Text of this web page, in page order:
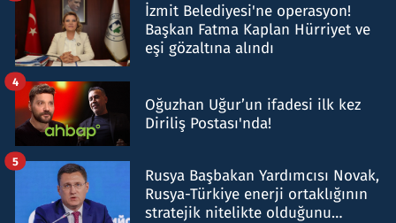
İzmit Belediyesi'ne operasyon!
Başkan Fatma Kaplan Hürriyet ve
eşi gözaltına alındı
Oğuzhan Uğur’un ifadesi ilk kez
Diriliş Postası'nda!
4
Rusya Başbakan Yardımcısı Novak,
Rusya-Türkiye enerji ortaklığının
stratejik nitelikte olduğunu
5